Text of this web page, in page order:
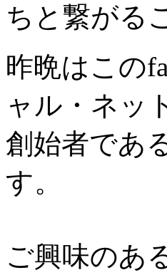
ちと繋がる
昨晩はこの
ャル・ネッ
創始者であ
す。
ご興味のあ